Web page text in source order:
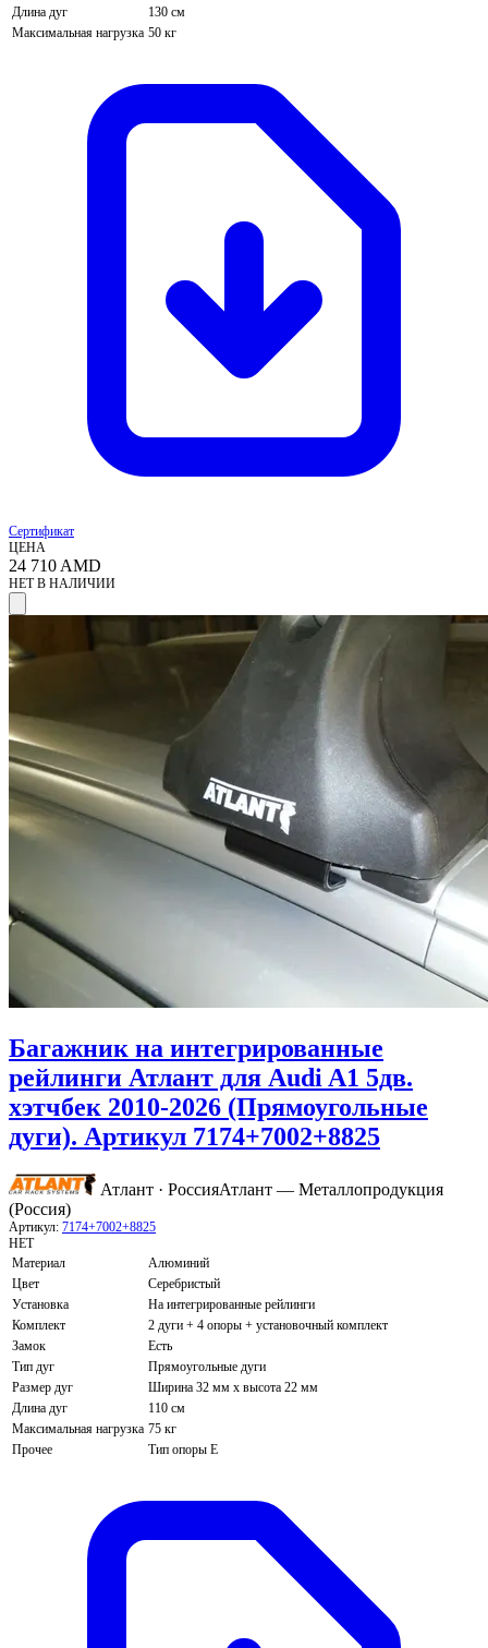
Длина дуг
130 см
Максимальная нагрузка 50 кг
Сертификат
ЦЕНА
24 710 AMD
НЕТ В НАЛИЧИИ
Багажник на интегрированные
рейлинги Атлант для Audi A1 5дв.
хэтчбек 2010-2026 (Прямоугольные
дуги). Артикул 7174+7002+8825
Атлант · РоссияАтлант — Металлопродукция
(Россия)
Артикул: 7174+7002+8825
НЕТ
Материал
Алюминий
Цвет
Серебристый
Установка
На интегрированные рейлинги
Комплект
2 дуги + 4 опоры + установочный комплект
Замок
Есть
Тип дуг
Прямоугольные дуги
Размер дуг
Ширина 32 мм х высота 22 мм
Длина дуг
110 см
Максимальная нагрузка 75 кг
Прочее
Тип опоры E